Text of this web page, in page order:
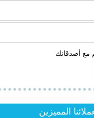
لك الحصول على تخفيضات فورية تصل حتى 40% على منتجات
مع أصدقائك
المميزين